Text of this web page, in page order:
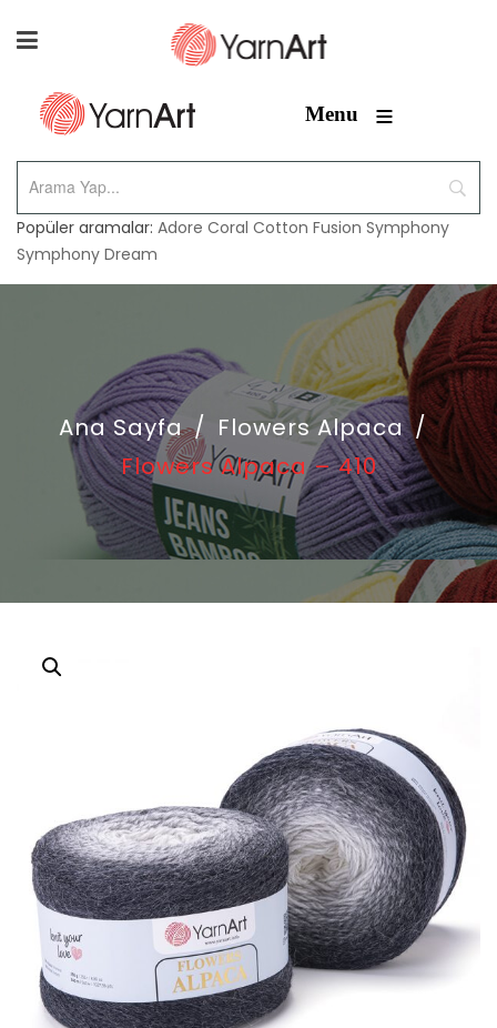
Menu ≡
Popüler aramalar: Adore Coral Cotton Fusion Symphony
Symphony Dream
Ana Sayfa / Flowers Alpaca /
Flowers Alpaca – 410